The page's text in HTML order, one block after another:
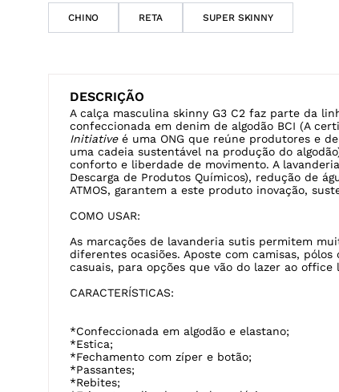
CHINO RETA SUPER SKINNY
DESCRIÇÃO
A calça masculina skinny G3 C2 faz parte da
confeccionada em denim de algodão BCI (A
Initiativeé uma ONG que reúne produtores e
uma cadeia sustentável na produção do
conforto e liberdade de movimento. A
Descarga de Produtos Químicos), redução de
ATMOS, garantem a este produto inovação,
COMO USAR:
As marcações de lavanderia sutis permitem
diferentes ocasiões. Aposte com camisas,
casuais, para opções que vão do lazer ao
CARACTERÍSTICAS:
*Confeccionada em algodão e elastano;
*Estica;
*Fechamento com zíper e botão;
*Passantes;
*Rebites;